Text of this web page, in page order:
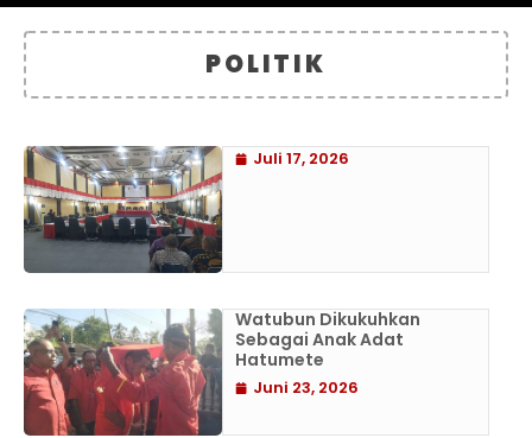
POLITIK
Juli 17, 2026
Watubun Dikukuhkan
Sebagai Anak Adat
Hatumete
Juni 23, 2026